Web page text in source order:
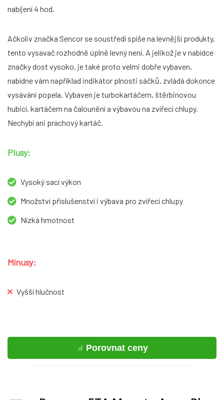
nabíjení 4 hod.
Ačkoliv značka Sencor se soustředí spíše na levnější produkty,
tento vysavač rozhodně úplně levný není. A jelikož je v nabídce
značky dost vysoko, je také proto velmi dobře vybaven,
nabídne vám například indikátor plnosti sáčků, zvládá dokonce
vysávání popela. Vybaven je turbokartáčem, štěrbinovou
hubicí, kartáčem na čalounění a výbavou na zvířecí chlupy.
Nechybí ani prachový kartáč.
Plusy:
Vysoký sací výkon
Množství příslušenství i výbava pro zvířecí chlupy
Nízká hmotnost
Mínusy:
Vyšší hlučnost
Porovnat ceny